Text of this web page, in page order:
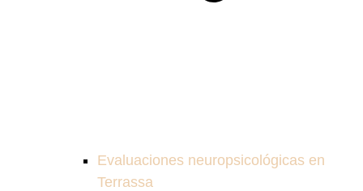
Evaluaciones neuropsicológicas en
Terrassa